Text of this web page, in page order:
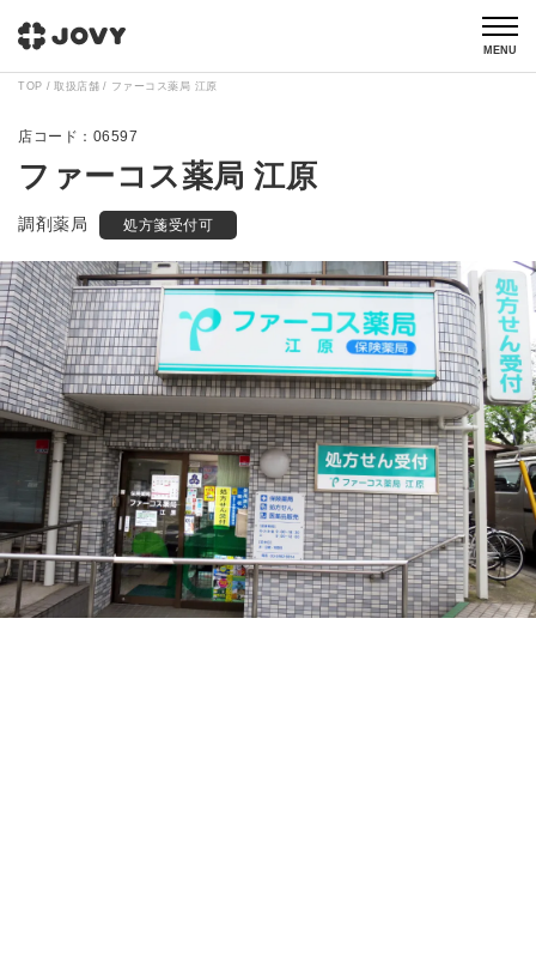
MENU
TOP 取扱店舗 ファーコス薬局 江原
06597
ファーコス薬局 江原
調剤薬局 処方箋受付可